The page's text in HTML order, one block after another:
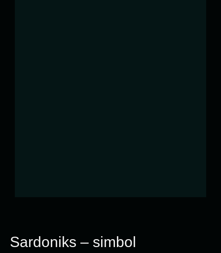
Sardoniks – simbol